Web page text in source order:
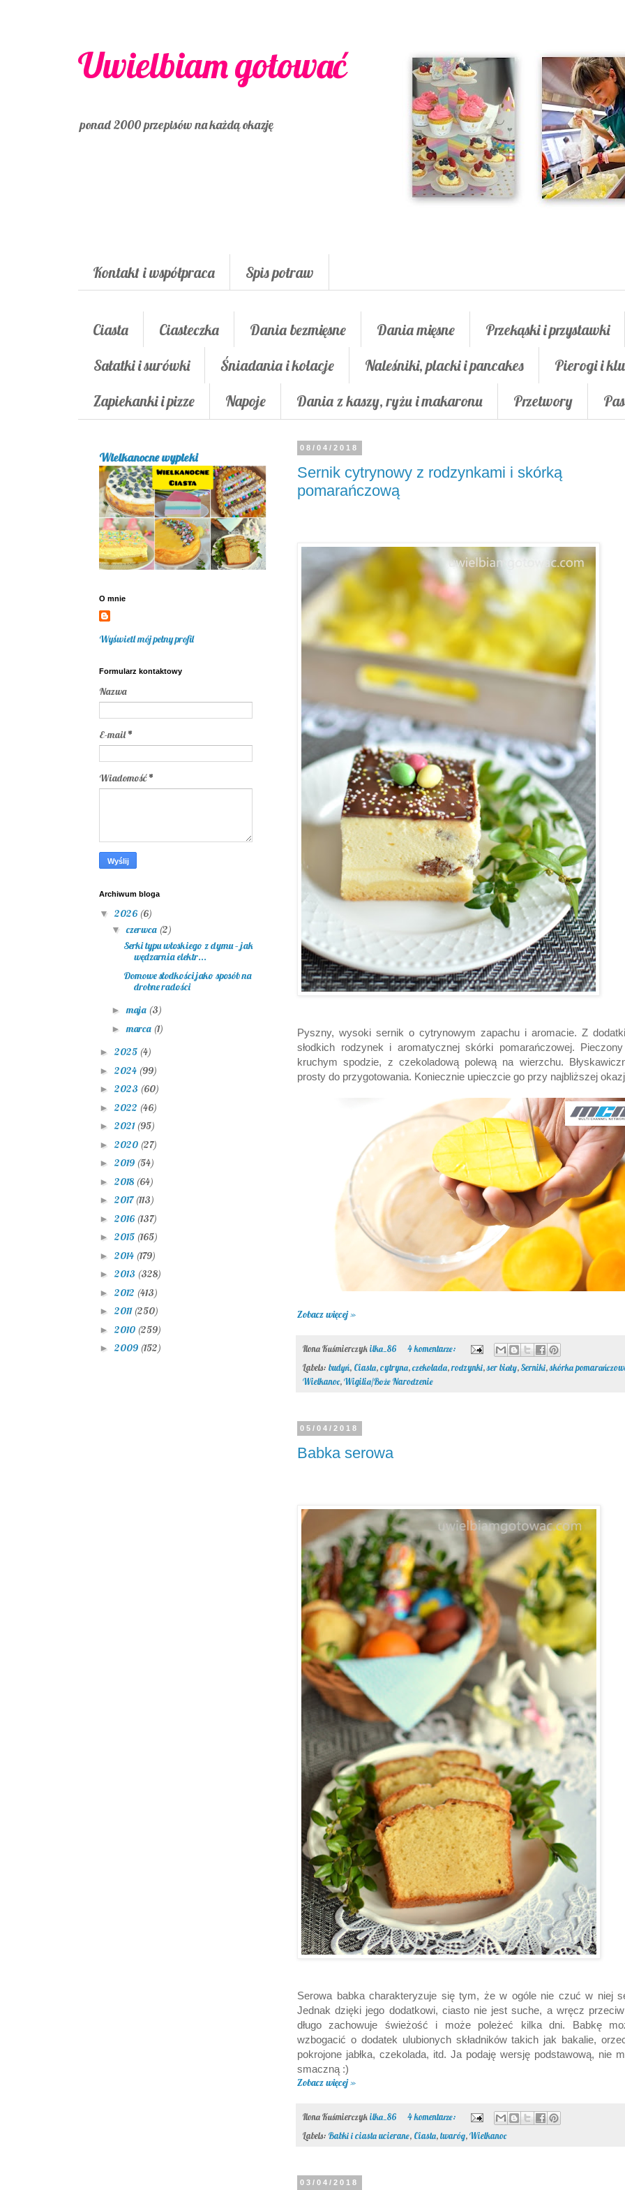
Uwielbiam gotować
ponad 2000 przepisów na każdą okazję
Kontakt i współpraca Spis potraw
Ciasta Ciasteczka Dania bezmięsne Dania mięsne
Przekąski i przystawki
Sałatki i surówki
Śniadania i kolacje Naleśniki, placki i pancakes
Pierogi i
Zapiekanki i pizze
Napoje Dania z kaszy, ryżu i makaronu Przetwory
08/04/2018
Sernik cytrynowy z rodzynkami i skórką
pomarańczową
Pyszny, wysoki sernik o cytrynowym zapachu i aromacie. Z
słodkich rodzynek i aromatycznej skórki pomarańczowej.
kruchym spodzie, z czekoladową polewą na wierzchu.
prosty do przygotowania. Koniecznie upieczcie go przy najbliższej
Zobacz więcej »
Ilona Kuśmierczykilka_86
4 komentarze:
Labels: budyń, Ciasta,cytryna,czekolada,rodzynki,ser biały,Serniki,skórka
Wielkanoc,Wigilia/Boże Narodzenie
05/04/2018
Babka serowa
Serowa babka charakteryzuje się tym, że w ogóle nie czuć w niej
Jednak dzięki jego dodatkowi, ciasto nie jest suche, a wręcz
długo zachowuje świeżość i może poleżeć kilka dni. Babkę
wzbogacić o dodatek ulubionych składników takich jak bakalie,
pokrojone jabłka, czekolada, itd. Ja podaję wersję podstawową, nie
smaczną :)
Zobacz więcej »
Ilona Kuśmierczykilka_86
4 komentarze:
Labels: Babki i ciasta ucierane, Ciasta,twaróg,Wielkanoc
03/04/2018
Wielkanocne wypieki
O mnie
Wyświetl mój pełny profil
Formularz kontaktowy
Nazwa
E-mail*
Wiadomość*
Archiwum bloga
▼ 2026 (6)
▼czerwca (2)
Serki typu włoskiego z dymu – jak
wędzarnia elektr...
Domowe słodkości jako sposób na
drobne radości
►maja (3)
► marca (1)
► 2025 (4)
► 2024 (99)
► 2023 (60)
► 2022 (46)
► 2021 (95)
► 2020 (27)
► 2019 (54)
► 2018 (64)
► 2017(113)
► 2016 (137)
► 2015 (165)
► 2014 (179)
► 2013 (328)
► 2012 (413)
► 2011 (250)
► 2010 (259)
► 2009 (152)